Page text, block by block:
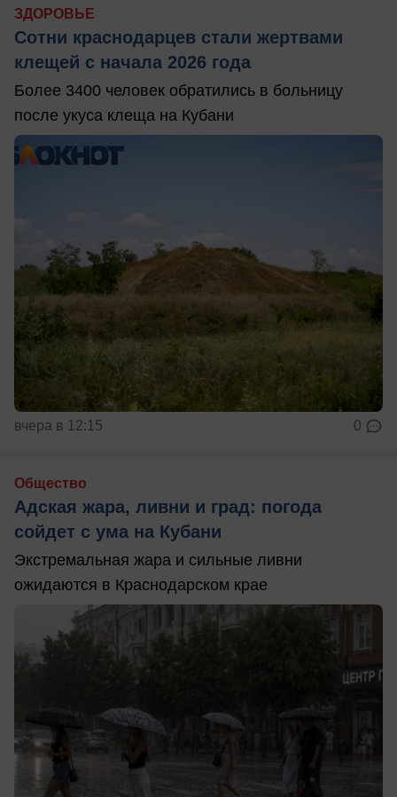
ЗДОРОВЬЕ
Сотни краснодарцев стали жертвами
клещей с начала 2026 года
Более 3400 человек обратились в больницу
после укуса клеща на Кубани
вчера в 12:15 0
Общество
Адская жара, ливни и град: погода
сойдет с ума на Кубани
Экстремальная жара и сильные ливни
ожидаются в Краснодарском крае